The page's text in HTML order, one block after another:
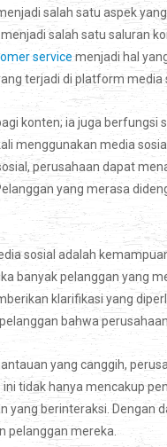
salah satu aspek
salah satu saluran
service menjadi hal
terjadi di platform
konten; ia juga
menggunakan media
perusahaan dapat
yang merasa
sosial adalah
banyak pelanggan yang
klarifikasi yang
bahwa perusahaan
yang canggih,
tidak hanya mencakup
yang berinteraksi. Dengan
pelanggan mereka.